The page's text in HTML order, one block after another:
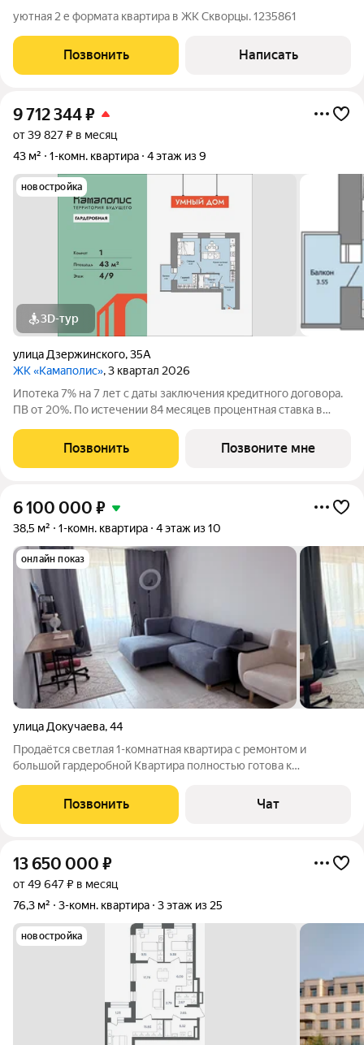
уютная 2 е формата квартира в ЖК Скворцы. 1235861
Позвонить Написать
9 712 344₽
от 39 827 ₽ в месяц
43 м²
1-комн. квартира 4 этаж из 9
новостройка
3D-тур
улица Дзержинского,35А
ЖК «Камаполис», 3 квартал 2026
Ипотека 7% на 7 лет с даты заключения кредитного договора.
ПВ от 20%. По истечении 84 месяцев процентная ставка в
программы кредитования. Не является публичной офертой. В
новом жилом комплексе
Позвонить Позвоните мне
6 100 000 ₽
38,5 м² 1-комн. квартира 4 этаж из 10
онлайн показ
улица Докучаева,44
Продаётся светлая 1-комнатная квартира с ремонтом и
большой гардеробной Квартира полностью готова к
вложений не требуется. Что сделано Ремонт в комнате, кухне
и коридоре. В комнате стены под
Позвонить Чат
13 650 000 ₽
от 49 647 ₽ в месяц
76,3 м²
3-комн. квартира 3 этаж из 25
новостройка